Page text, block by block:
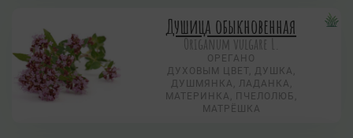
Душица обыкновенная
Origanum vulgare L.
ОРЕГАНО
ДУХОВЫМ ЦВЕТ, ДУШКА,
ДУШМЯНКА, ЛАДАНКА,
МАТЕРИНКА, ПЧЕЛОЛЮБ,
МАТРЁШКА